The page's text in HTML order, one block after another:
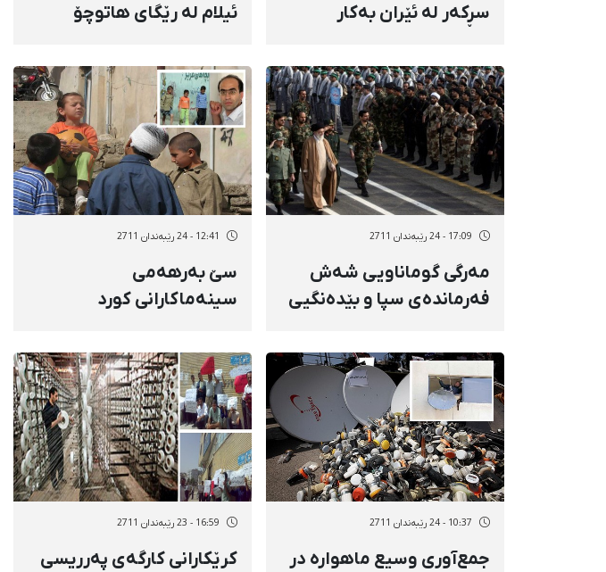
سڕكەر لە ئێران بەكار
ئیلام لە رێگای هاتوچۆ
17:09 - 24 رێبەندان 2711
مەرگی گوماناویی شەش
فەرماندەی سپا و بێدەنگیی
12:41 - 24 رێبەندان 2711
سێ‌ بەرهەمی
سینەماكارانی كورد
فیلمی "حسنات" دەكەن
10:37 - 24 رێبەندان 2711
جمع‌آوری وسیع ماهواره در
16:59 - 23 رێبەندان 2711
كرێكارانی كارگەی پەرریسی